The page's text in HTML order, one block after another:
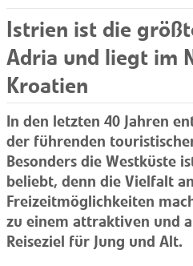
Istrien ist die
Adria und liegt im
Kroatien
In den letzten 40 Jahren
der führenden
Besonders die Westküste
beliebt, denn die Vielfalt
Freizeitmöglichkeiten
zu einem attraktiven und
Reiseziel für Jung und Alt.